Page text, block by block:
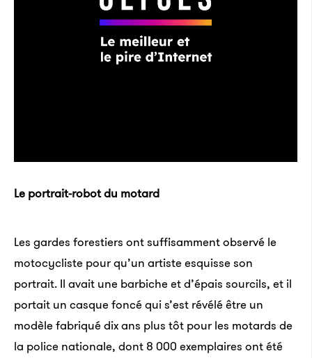
Le portrait-robot du motard
Les gardes forestiers ont suffisamment observé le
motocycliste pour qu’un artiste esquisse son
portrait. Il avait une barbiche et d’épais sourcils, et il
portait un casque foncé qui s’est révélé être un
modèle fabriqué dix ans plus tôt pour les motards de
la police nationale, dont 8 000 exemplaires ont été